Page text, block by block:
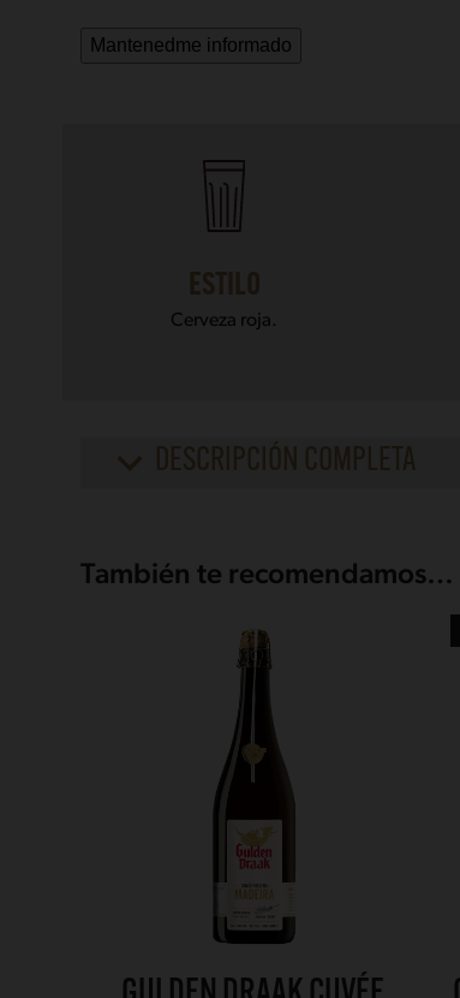
Mantenedme informado
Cerveza roja.
También te recomendamos…